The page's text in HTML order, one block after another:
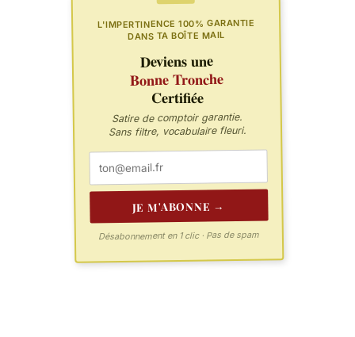
L'IMPERTINENCE 100% GARANTIE
DANS TA BOÎTE MAIL
Deviens une
Bonne Tronche
Certifiée
Satire de comptoir garantie.
Sans filtre, vocabulaire fleuri.
JE M'ABONNE →
Désabonnement en 1 clic · Pas de spam